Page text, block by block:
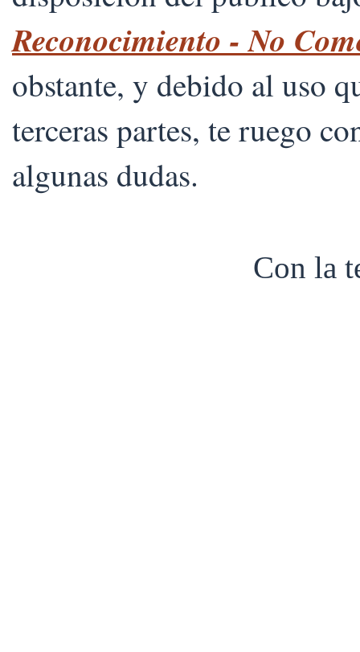
Reconocimiento - No
obstante, y debido al uso
terceras partes, te ruego
algunas dudas.
Con la